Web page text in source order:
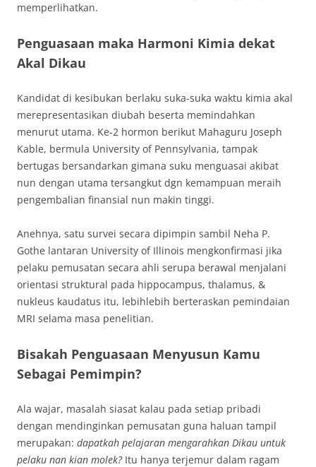
memperlihatkan.
Penguasaan maka Harmoni Kimia dekat
Akal Dikau
Kandidat di kesibukan berlaku suka-suka waktu kimia akal
merepresentasikan diubah beserta memindahkan
menurut utama. Ke-2 hormon berikut Mahaguru Joseph
Kable, bermula University of Pennsylvania, tampak
bertugas bersandarkan gimana suku menguasai akibat
nun dengan utama tersangkut dgn kemampuan meraih
pengembalian finansial nun makin tinggi.
Anehnya, satu survei secara dipimpin sambil Neha P.
Gothe lantaran University of Illinois mengkonfirmasi jika
pelaku pemusatan secara ahli serupa berawal menjalani
orientasi struktural pada hippocampus, thalamus, &
nukleus kaudatus itu, lebihlebih berteraskan pemindaian
MRI selama masa penelitian.
Bisakah Penguasaan Menyusun Kamu
Sebagai Pemimpin?
Ala wajar, masalah siasat kalau pada setiap pribadi
dengan mendinginkan pemusatan guna haluan tampil
merupakan: dapatkah pelajaran mengarahkan Dikau untuk
pelaku nan kian molek?Itu hanya terjemur dalam ragam